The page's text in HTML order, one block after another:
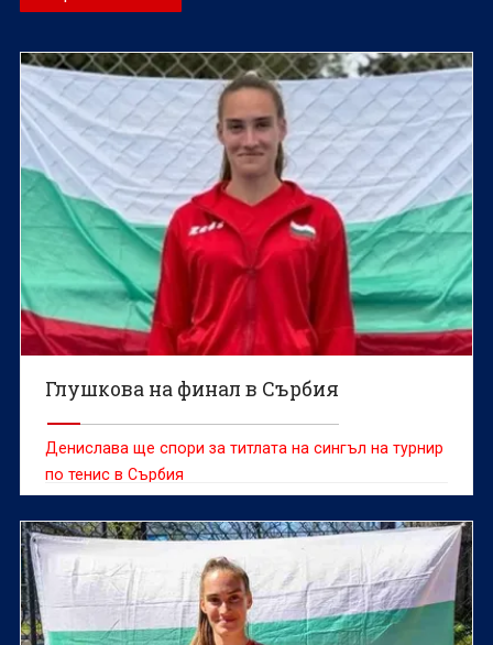
Глушкова на финал в Сърбия
Денислава ще спори за титлата на сингъл на турнир
по тенис в Сърбия